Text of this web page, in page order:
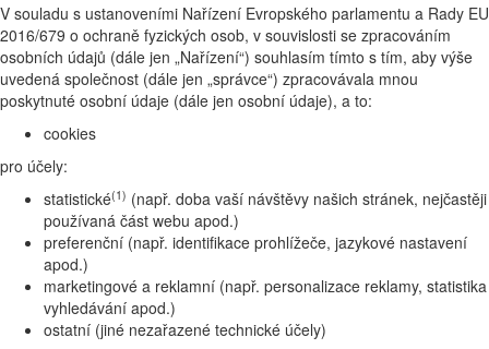
V souladu s ustanoveními Nařízení Evropského parlamentu a Rady EU
2016/679 o ochraně fyzických osob, v souvislosti se zpracováním
osobních údajů (dále jen „Nařízení“) souhlasím tímto s tím, aby výše
uvedená společnost (dále jen „správce“) zpracovávala mnou
poskytnuté osobní údaje (dále jen osobní údaje), a to:
cookies
pro účely:
statistické(1) (např. doba vaší návštěvy našich stránek, nejčastěji
používaná část webu apod.)
preferenční (např. identifikace prohlížeče, jazykové nastavení
apod.)
marketingové a reklamní (např. personalizace reklamy, statistika
vyhledávání apod.)
ostatní (jiné nezařazené technické účely)